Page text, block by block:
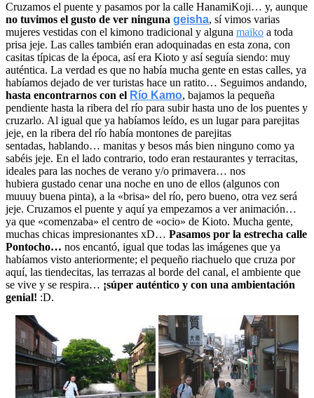
Cruzamos el puente y pasamos por la calle HanamiKoji… y, aunque
no tuvimos el gusto de ver ninguna geisha, sí vimos varias
mujeres vestidas con el kimono tradicional y alguna maiko a toda
prisa jeje. Las calles también eran adoquinadas en esta zona, con
casitas típicas de la época, así era Kioto y así seguía siendo: muy
auténtica. La verdad es que no había mucha gente en estas calles, ya
habíamos dejado de ver turistas hace un ratito… Seguimos andando,
hasta encontrarnos con el Río Kamo, bajamos la pequeña
pendiente hasta la ribera del río para subir hasta uno de los puentes y
cruzarlo. Al igual que ya habíamos leído, es un lugar para parejitas
jeje, en la ribera del río había montones de parejitas
sentadas, hablando… manitas y besos más bien ninguno como ya
sabéis jeje. En el lado contrario, todo eran restaurantes y terracitas,
ideales para las noches de verano y/o primavera… nos
hubiera gustado cenar una noche en uno de ellos (algunos con
muuuy buena pinta), a la «brisa» del río, pero bueno, otra vez será
jeje. Cruzamos el puente y aquí ya empezamos a ver animación…
ya que «comenzaba» el centro de «ocio» de Kioto. Mucha gente,
muchas chicas impresionantes xD… Pasamos por la estrecha calle
Pontocho… nos encantó, igual que todas las imágenes que ya
habíamos visto anteriormente; el pequeño riachuelo que cruza por
aquí, las tiendecitas, las terrazas al borde del canal, el ambiente que
se vive y se respira… ¡súper auténtico y con una ambientación
genial! :D.